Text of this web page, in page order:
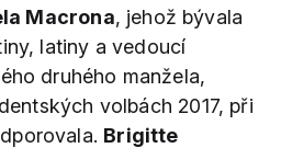
Macrona, jehož bývala
latiny a vedoucí
druhého manžela,
volbách 2017, při
Brigitte